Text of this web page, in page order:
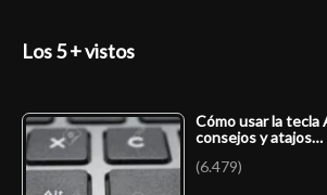
Los 5 + vistos
Cómo usar la tecla
consejos y atajos…
(6.479)